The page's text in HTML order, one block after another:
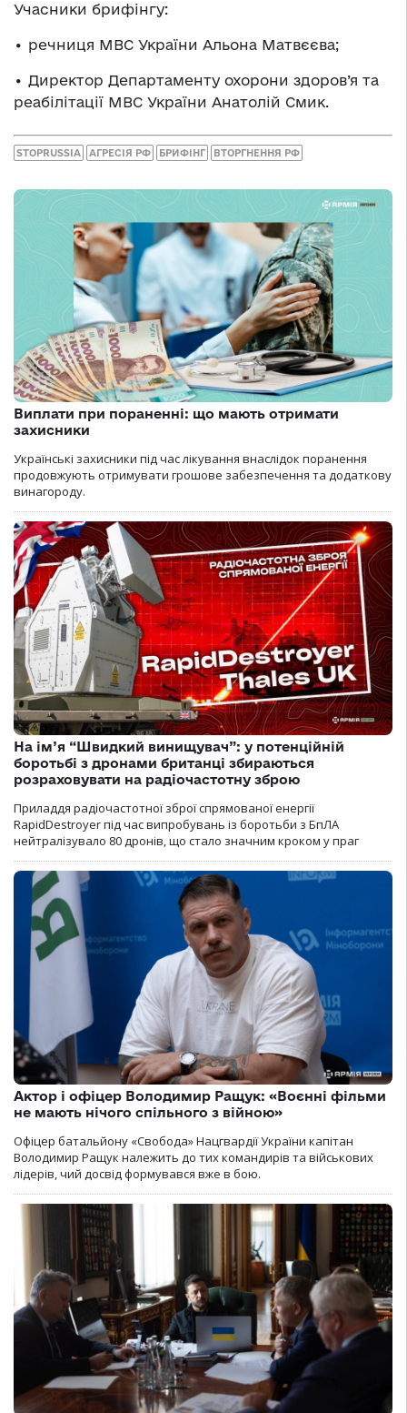
Учасники брифінгу:
• речниця МВС України Альона Матвєєва;
• Директор Департаменту охорони здоров’я та
реабілітації МВС України Анатолій Смик.
STOPRUSSIA АГРЕСІЯ РФ БРИФІНГ ВТОРГНЕННЯ РФ
Виплати при пораненні: що мають отримати
захисники
Українські захисники під час лікування внаслідок поранення
продовжують отримувати грошове забезпечення та додаткову
винагороду.
На ім’я “Швидкий винищувач”: у потенційній
боротьбі з дронами британці збираються
розраховувати на радіочастотну зброю
Приладдя радіочастотної зброї спрямованої енергії
RapidDestroyer під час випробувань із боротьби з БпЛА
нейтралізувало 80 дронів, що стало значним кроком у праг
Актор і офіцер Володимир Ращук: «Воєнні фільми
не мають нічого спільного з війною»
Офіцер батальйону «Свобода» Нацгвардії України капітан
Володимир Ращук належить до тих командирів та військових
лідерів, чий досвід формувався вже в бою.